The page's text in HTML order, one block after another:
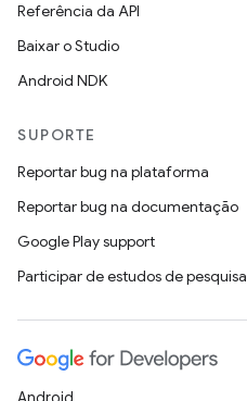
Referência da API
Baixar o Studio
Android NDK
SUPORTE
Reportar bug na plataforma
Reportar bug na documentação
Google Play support
Participar de estudos de pesquisa